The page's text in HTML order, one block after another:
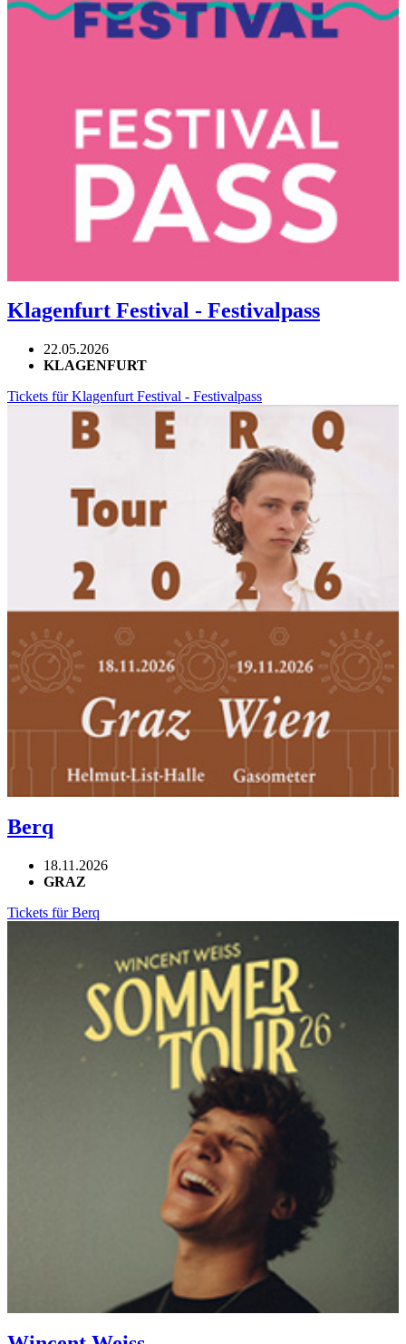
Klagenfurt Festival - Festivalpass
22.05.2026
KLAGENFURT
Tickets für Klagenfurt Festival - Festivalpass
Berq
18.11.2026
GRAZ
Tickets für Berq